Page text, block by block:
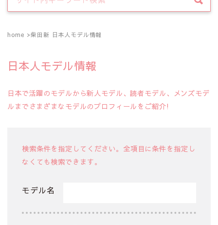
home 柴田新 日本人モデル情報
日本人モデル情報
日本で活躍のモデルから新人モデル、読者モデル、メンズモデ
ルまでさまざまなモデルのプロフィールをご紹介!
検索条件を指定してください。全項目に条件を指定し
なくても検索できます。
モデル名